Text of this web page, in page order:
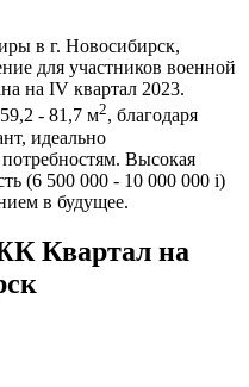
в г. Новосибирск,
для участников военной
на IV квартал 2023.
- 81,7 м2, благодаря
идеально
Высокая
(6 500 000 - 10 000 000 i)
в будущее.
Квартал на